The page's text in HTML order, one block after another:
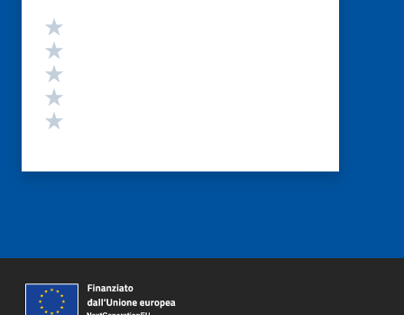
Valutazione